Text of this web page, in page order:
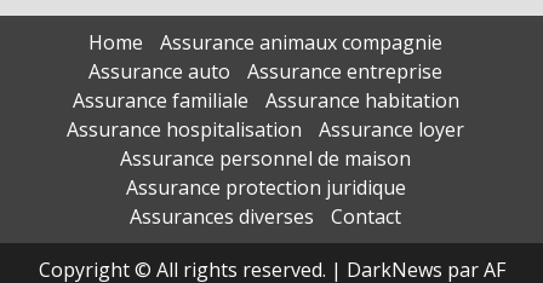
Home
Assurance animaux compagnie
Assurance auto
Assurance entreprise
Assurance familiale
Assurance habitation
Assurance hospitalisation
Assurance loyer
Assurance personnel de maison
Assurance protection juridique
Assurances diverses
Contact
Copyright © All rights reserved. | DarkNews par AF